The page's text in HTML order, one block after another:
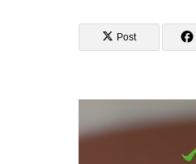
Post